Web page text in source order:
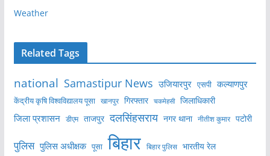
Weather
Related Tags
national Samastipur News उजियारपुर एसपी कल्याणपुर
केंद्रीय कृषि विश्वविद्यालय पूसा खानपुर गिरफ्तार चकमेहसी जिलाधिकारी
जिला प्रशासन डीएम ताजपुर दलसिंहसराय नगर थाना नीतीश कुमार पटोरी
पुलिस पुलिस अधीक्षक पूसा बिहार बिहार पुलिस भारतीय रेल